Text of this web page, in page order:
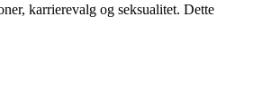
karrierevalg og seksualitet. Dette